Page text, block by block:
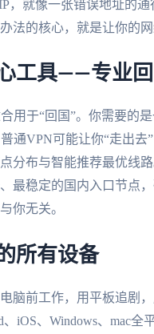
，就像一张错误地址的
法的核心，就是让你的
工具——专业
用于“回国”。你需要的
通VPN可能让你“走出去
分布与智能推荐最优线
最稳定的国内入口节点
你无关。
所有设备
脑前工作，用平板追剧
、iOS、Windows、mac